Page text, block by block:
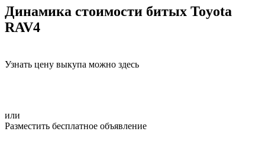
Динамика стоимости битых Toyota
RAV4
Узнать цену выкупа можно здесь
или
Разместить бесплатное объявление